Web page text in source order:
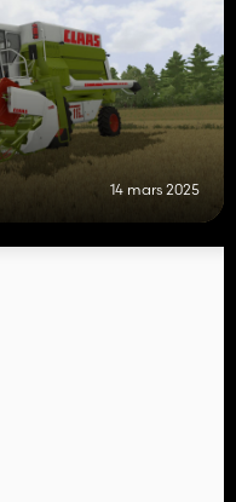
14 mars 2025